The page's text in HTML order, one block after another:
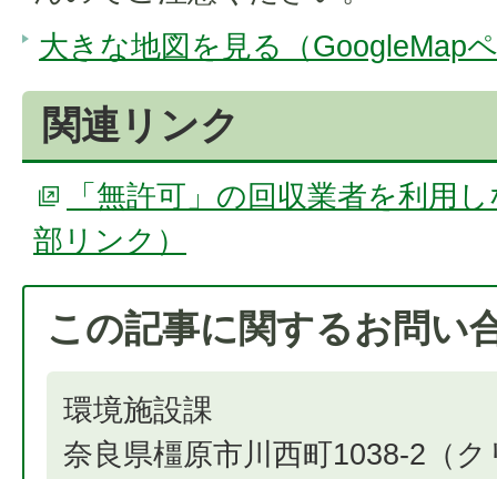
大きな地図を見る（GoogleMap
関連リンク
「無許可」の回収業者を利用
部リンク）
この記事に関するお問い
環境施設課
奈良県橿原市川西町1038-2（